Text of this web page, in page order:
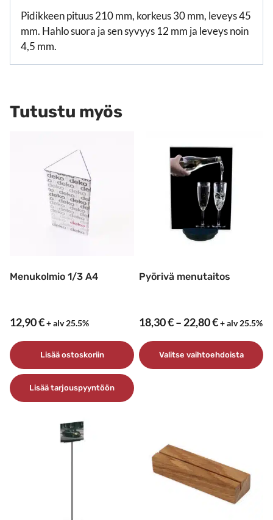
Pidikkeen pituus 210 mm, korkeus 30 mm, leveys 45
mm. Hahlo suora ja sen syvyys 12 mm ja leveys noin
4,5 mm.
Tutustu myös
Menukolmio 1/3 A4
12,90€+ alv 25.5%
Lisää ostoskoriin
Lisää tarjouspyyntöön
Pyörivä menutaitos
18,30€– 22,80€
–
22,80 €
+ alv 25.5%
Valitse vaihtoehdoista
muunnelma.
Voit
tehdä